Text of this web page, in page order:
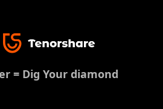
= Dig Your diamond